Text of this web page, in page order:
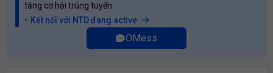
tăng cơ hội trúng tuyển
Kết nối với NTD đang active
OMess